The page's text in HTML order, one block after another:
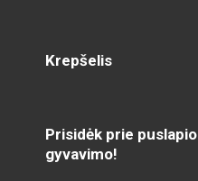
Krepšelis
Prisidėk prie puslapio
gyvavimo!